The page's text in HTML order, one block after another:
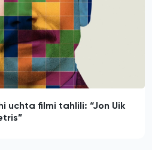
uchta filmi tahlili: “Jon Uik